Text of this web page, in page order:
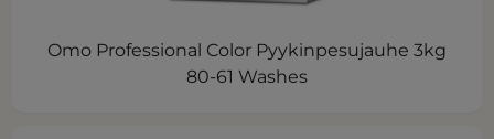
Omo Professional Color Pyykinpesujauhe 3kg
80-61 Washes